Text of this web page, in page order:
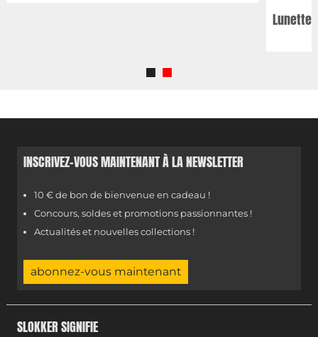
INSCRIVEZ-VOUS MAINTENANT À LA NEWSLETTER
10 € de bon de bienvenue en cadeau !
Concours, soldes et promotions passionnantes !
Actualités et nouvelles collections !
abonnez-vous maintenant
SLOKKER SIGNIFIE